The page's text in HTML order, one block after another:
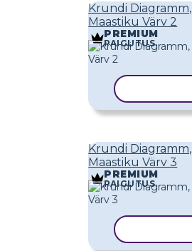
Krundi Diagramm,
Maastiku Värv 2
PREMIUM
PAIGUTUS
Krundi Diagramm,
Maastiku Värv 3
PREMIUM
PAIGUTUS